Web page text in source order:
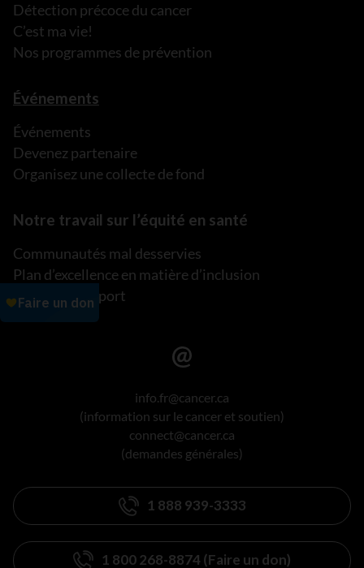
Détection précoce du cancer
C’est ma vie!
Nos programmes de prévention
Événements
Événements
Devenez partenaire
Organisez une collecte de fond
Notre travail sur l’équité en santé
Communautés mal desservies
Plan d’excellence en matière d’inclusion
Lire notre rapport
info.fr@cancer.ca
(information sur le cancer et soutien)
connect@cancer.ca
(demandes générales)
1 888 939-3333
1 800 268-8874 (Faire un don)